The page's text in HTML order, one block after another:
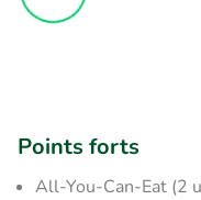
Points forts
All-You-Can-Eat (2